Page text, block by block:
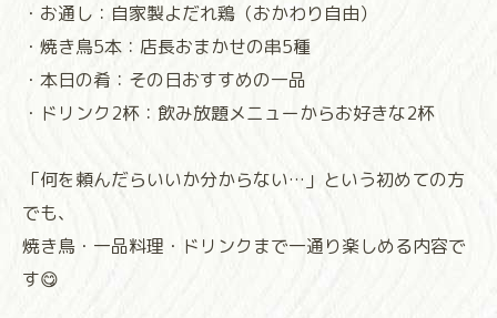
・お通し：自家製よだれ鶏（おかわり自由）
・焼き鳥5本：店長おまかせの串5種
・本日の肴：その日おすすめの一品
・ドリンク2杯：飲み放題メニューからお好きな2杯
「何を頼んだらいいか分からない…」という初めての方
でも、
焼き鳥・一品料理・ドリンクまで一通り楽しめる内容で
す😋